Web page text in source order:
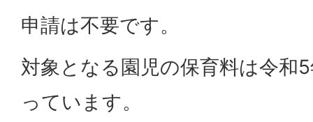
申請は不要です。
対象となる園児の保育料は令和
っています。